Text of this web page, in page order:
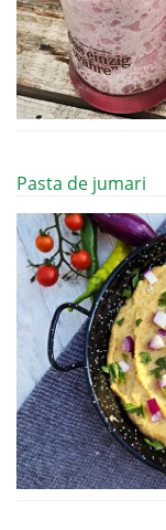
Pasta de jumari